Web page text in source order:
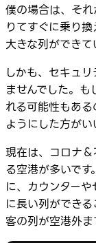
僕の場合は、そ
りてすぐに乗り
大きな列ができて
しかも、セキュ
ませんでした。
れる可能性もあ
ようにした方がい
現在は、コロナ
る空港が多いで
に、カウンター
に長い列ができ
客の列が空港外